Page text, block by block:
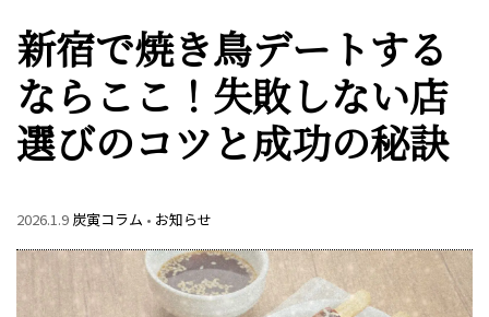
新宿で焼き鳥デートする
ならここ！失敗しない店
選びのコツと成功の秘訣
2026.1.9 炭寅コラム • お知らせ